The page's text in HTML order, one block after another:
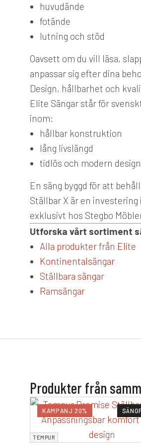
huvudände
fotände
lutning och stöd
Oavsett om du vill läsa,
anpassar sig efter dina
Design, hållbarhet och
Elite Sängar står för
inom:
hållbar konstruktion
lång livslängd
tidlös och modern design
En säng byggd för att
Ställbar X är en
exklusivt hos Stegbo
Utforska vårt sortiment
Alla produkter från Elite
Kontinentalsängar
Ställbara sängar
Ramsängar
Produkter från
KAMPANJ 20%
TEMPUR